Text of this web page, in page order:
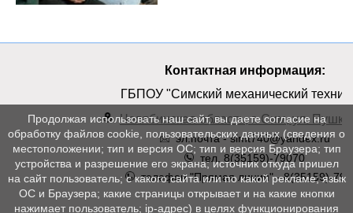
Контактная информация:
ГБПОУ "Симский механический
Челябинская область, г. Сим, ул.
эл.почта - simt740@yandex.ru
тел. 8(35159)-79070
телефон "Прямая линия" - 8(35159)-
Продолжая использовать наш сайт, вы даете согласие на
обработку файлов cookie, пользовательских данных (сведения о
местоположении; тип и версия ОС; тип и версия Браузера; тип
устройства и разрешение его экрана; источник откуда пришел
на сайт пользователь; с какого сайта или по какой рекламе; язык
ОС и Браузера; какие страницы открывает и на какие кнопки
нажимает пользователь; ip-адрес) в целях функционирования